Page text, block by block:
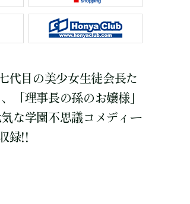
目の美少女生徒会長た
「理事長の孫のお嬢様」
な学園不思議コメディー
録!!